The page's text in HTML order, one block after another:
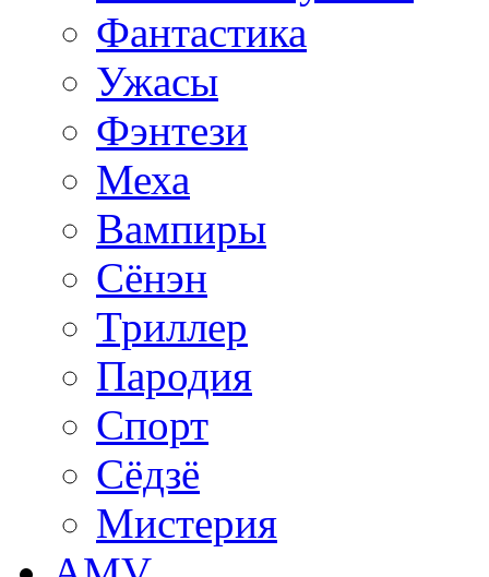
Фантастика
Ужасы
Фэнтези
Меха
Вампиры
Сёнэн
Триллер
Пародия
Спорт
Сёдзё
Мистерия